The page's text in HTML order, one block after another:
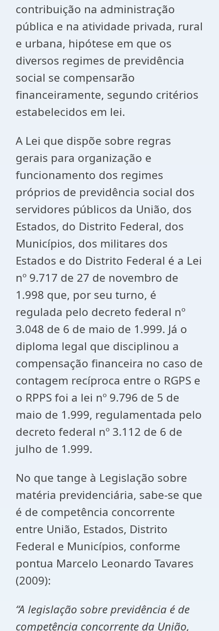
contribuição na administração
pública e na atividade privada, rural
e urbana, hipótese em que os
diversos regimes de previdência
social se compensarão
financeiramente, segundo critérios
estabelecidos em lei.
A Lei que dispõe sobre regras
gerais para organização e
funcionamento dos regimes
próprios de previdência social dos
servidores públicos da União, dos
Estados, do Distrito Federal, dos
Municípios, dos militares dos
Estados e do Distrito Federal é a Lei
nº 9.717 de 27 de novembro de
1.998 que, por seu turno, é
regulada pelo decreto federal nº
3.048 de 6 de maio de 1.999. Já o
diploma legal que disciplinou a
compensação financeira no caso de
contagem recíproca entre o RGPS e
o RPPS foi a lei nº 9.796 de 5 de
maio de 1.999, regulamentada pelo
decreto federal nº 3.112 de 6 de
julho de 1.999.
No que tange à Legislação sobre
matéria previdenciária, sabe-se que
é de competência concorrente
entre União, Estados, Distrito
Federal e Municípios, conforme
pontua Marcelo Leonardo Tavares
(2009):
“A legislação sobre previdência é de
competência concorrente da União,